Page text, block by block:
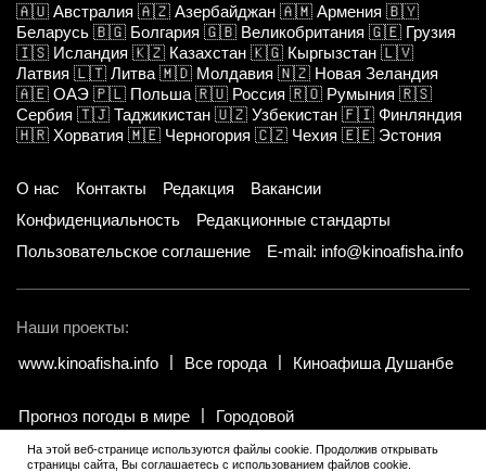
🇦🇺 Австралия 🇦🇿 Азербайджан 🇦🇲 Армения 🇧🇾
Беларусь 🇧🇬 Болгария 🇬🇧 Великобритания 🇬🇪 Грузия
🇮🇸 Исландия 🇰🇿 Казахстан 🇰🇬 Кыргызстан 🇱🇻
Латвия 🇱🇹 Литва 🇲🇩 Молдавия 🇳🇿 Новая Зеландия
🇦🇪 ОАЭ 🇵🇱 Польша 🇷🇺 Россия 🇷🇴 Румыния 🇷🇸
Сербия 🇹🇯 Таджикистан 🇺🇿 Узбекистан 🇫🇮 Финляндия
🇭🇷 Хорватия 🇲🇪 Черногория 🇨🇿 Чехия 🇪🇪 Эстония
О нас Контакты Редакция
Вакансии
Конфиденциальность
Редакционные стандарты
Пользовательское соглашение
E-mail: info@kinoafisha.info
Наши проекты:
www.kinoafisha.info
Все города Киноафиша Душанбе
Прогноз погоды в мире Городовой
© 2002-2026 Все права и материалы принадлежат «Киноафиша».
На этой веб-странице используются файлы cookie. Продолжив открывать
страницы сайта, Вы соглашаетесь с использованием файлов cookie.